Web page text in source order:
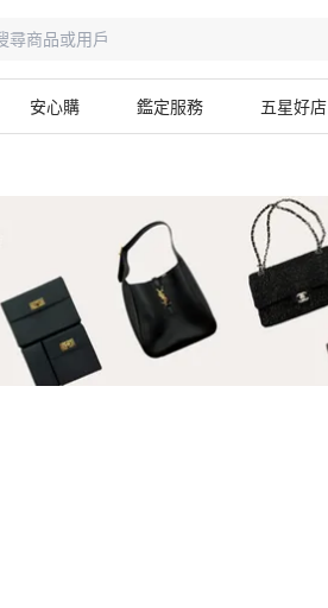
安心購 鑑定服務 五星好店